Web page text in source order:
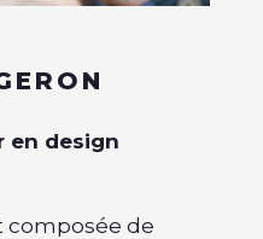
en design
composée de